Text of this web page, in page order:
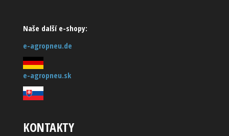
Naše další e-shopy:
e-agropneu.de
e-agropneu.sk
KONTAKTY